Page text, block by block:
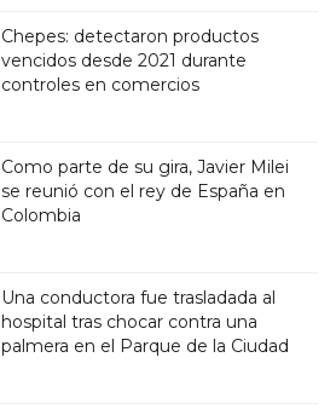
Chepes: detectaron productos
vencidos desde 2021 durante
controles en comercios
Como parte de su gira, Javier Milei
se reunió con el rey de España en
Colombia
Una conductora fue trasladada al
hospital tras chocar contra una
palmera en el Parque de la Ciudad